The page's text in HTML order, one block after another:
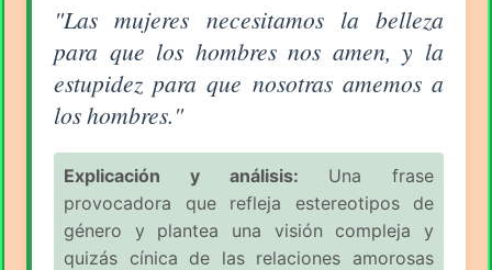
Aforismo sobre la Mujer (pág. 3/18) - Coco Chanel
"Las mujeres necesitamos la belleza
para que los hombres nos amen, y la
estupidez para que nosotras amemos a
los hombres."
Explicación y análisis: Una frase
provocadora que refleja estereotipos de
género y plantea una visión compleja y
quizás cínica de las relaciones amorosas